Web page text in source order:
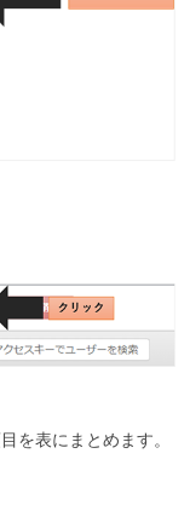
を表にまとめます。